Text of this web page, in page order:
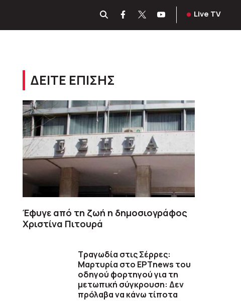
Live TV
ΔΕΙΤΕ ΕΠΙΣΗΣ
Έφυγε από τη ζωή η δημοσιογράφος
Χριστίνα Πιτουρά
Τραγωδία στις Σέρρες:
Μαρτυρία στο ΕΡΤnews του
οδηγού φορτηγού για τη
μετωπική σύγκρουση: Δεν
πρόλαβα να κάνω τίποτα